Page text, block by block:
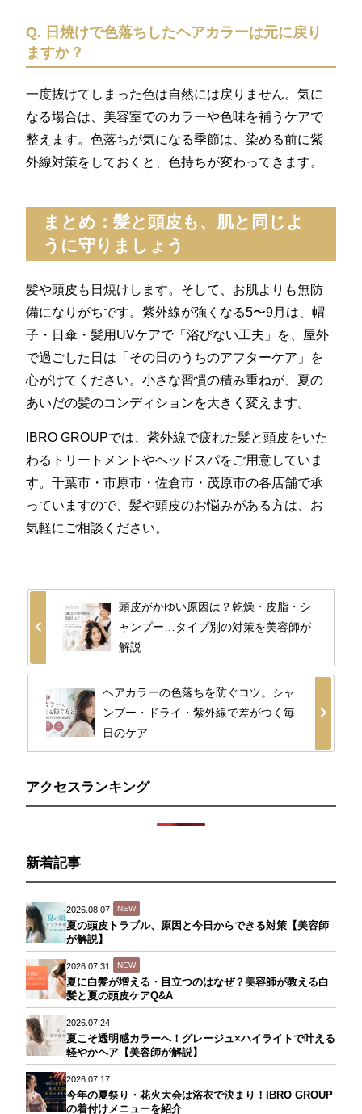
Q. 日焼けで色落ちしたヘアカラーは元に戻り
ますか？
一度抜けてしまった色は自然には戻りません。気に
なる場合は、美容室でのカラーや色味を補うケアで
整えます。色落ちが気になる季節は、染める前に紫
外線対策をしておくと、色持ちが変わってきます。
まとめ：髪と頭皮も、肌と同じよ
うに守りましょう
髪や頭皮も日焼けします。そして、お肌よりも無防
備になりがちです。紫外線が強くなる5〜9月は、帽
子・日傘・髪用UVケアで「浴びない工夫」を、屋外
で過ごした日は「その日のうちのアフターケア」を
心がけてください。小さな習慣の積み重ねが、夏の
あいだの髪のコンディションを大きく変えます。
IBRO GROUPでは、紫外線で疲れた髪と頭皮をいた
わるトリートメントやヘッドスパをご用意していま
す。千葉市・市原市・佐倉市・茂原市の各店舗で承
っていますので、髪や頭皮のお悩みがある方は、お
気軽にご相談ください。
頭皮がかゆい原因は？乾燥・皮脂・シ
ャンプー…タイプ別の対策を美容師が
解説
ヘアカラーの色落ちを防ぐコツ。シャ
ンプー・ドライ・紫外線で差がつく毎
日のケア
アクセスランキング
新着記事
2026.08.07 NEW
夏の頭皮トラブル、原因と今日からできる対策【美容師
が解説】
2026.07.31 NEW
夏に白髪が増える・目立つのはなぜ？美容師が教える白
髪と夏の頭皮ケアQ&A
2026.07.24
夏こそ透明感カラーへ！グレージュ×ハイライトで叶える
軽やかヘア【美容師が解説】
2026.07.17
今年の夏祭り・花火大会は浴衣で決まり！IBRO GROUP
の着付けメニューを紹介